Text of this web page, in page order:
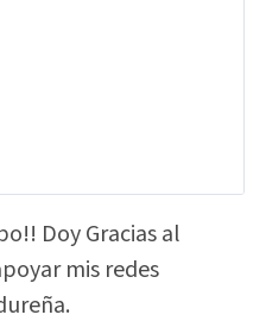
Doy Gracias al
mis redes